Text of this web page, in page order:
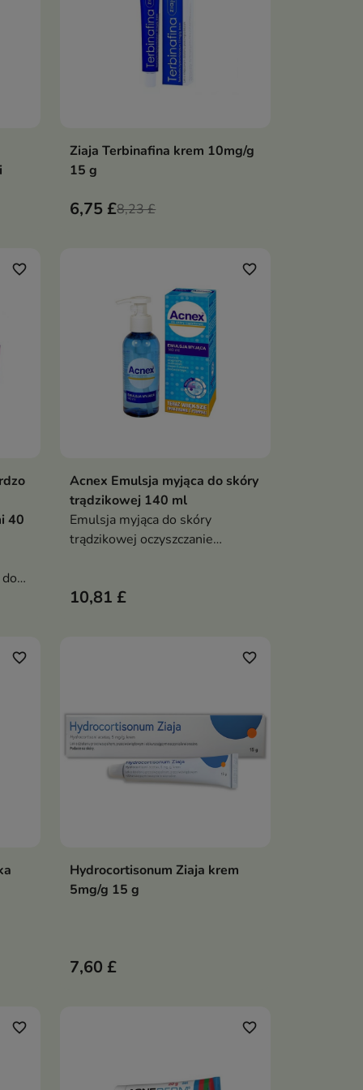
Dodaj do koszyka
Ziaja Terbinafina krem 10mg/g
15 g
6,75 £8,23 £
favorite_border
40
Dodaj do koszyka
favorite_border
Acnex Emulsja myjąca do skóry
trądzikowej 140 ml
Emulsja myjąca do skóry
trądzikowej oczyszczanie
twarzy i ciała codzienne
10,81 £
favorite_border
Dodaj do koszyka
favorite_border
Hydrocortisonum Ziaja krem
5mg/g 15 g
7,60 £
favorite_border favorite_border